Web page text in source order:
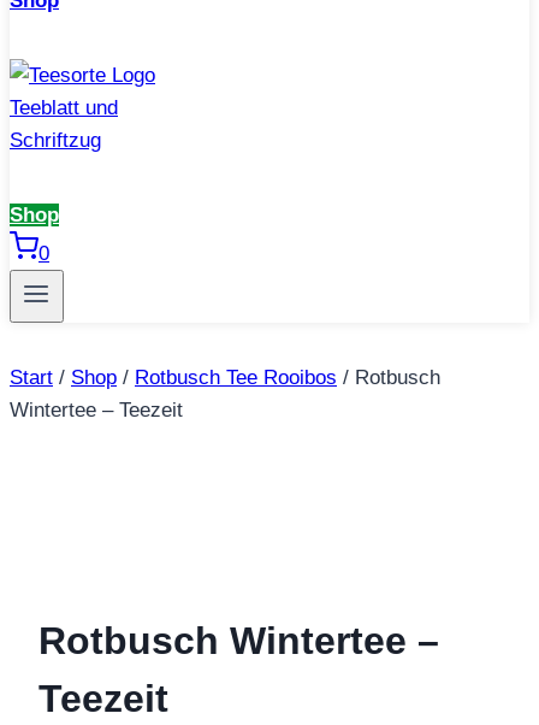
Shop
0
Start / Shop / Rotbusch Tee Rooibos / Rotbusch
Wintertee – Teezeit
Rotbusch Wintertee –
Teezeit